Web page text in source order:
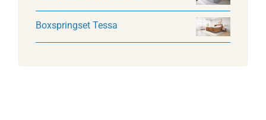
Boxspringset Tessa